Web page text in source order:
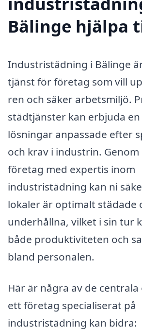
Bälinge hjälpa
Industristädning i Bälinge
tjänst för företag som vill
ren och säker arbetsmiljö.
städtjänster kan erbjuda
lösningar anpassade efter
och krav i industrin.
företag med expertis inom
industristädning kan ni
lokaler är optimalt städade
underhållna, vilket i sin tur
både produktiviteten och
bland personalen.
Här är några av de
ett företag specialiserat på
industristädning kan bidra: